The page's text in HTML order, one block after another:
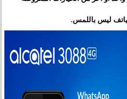
ليس باللمس.